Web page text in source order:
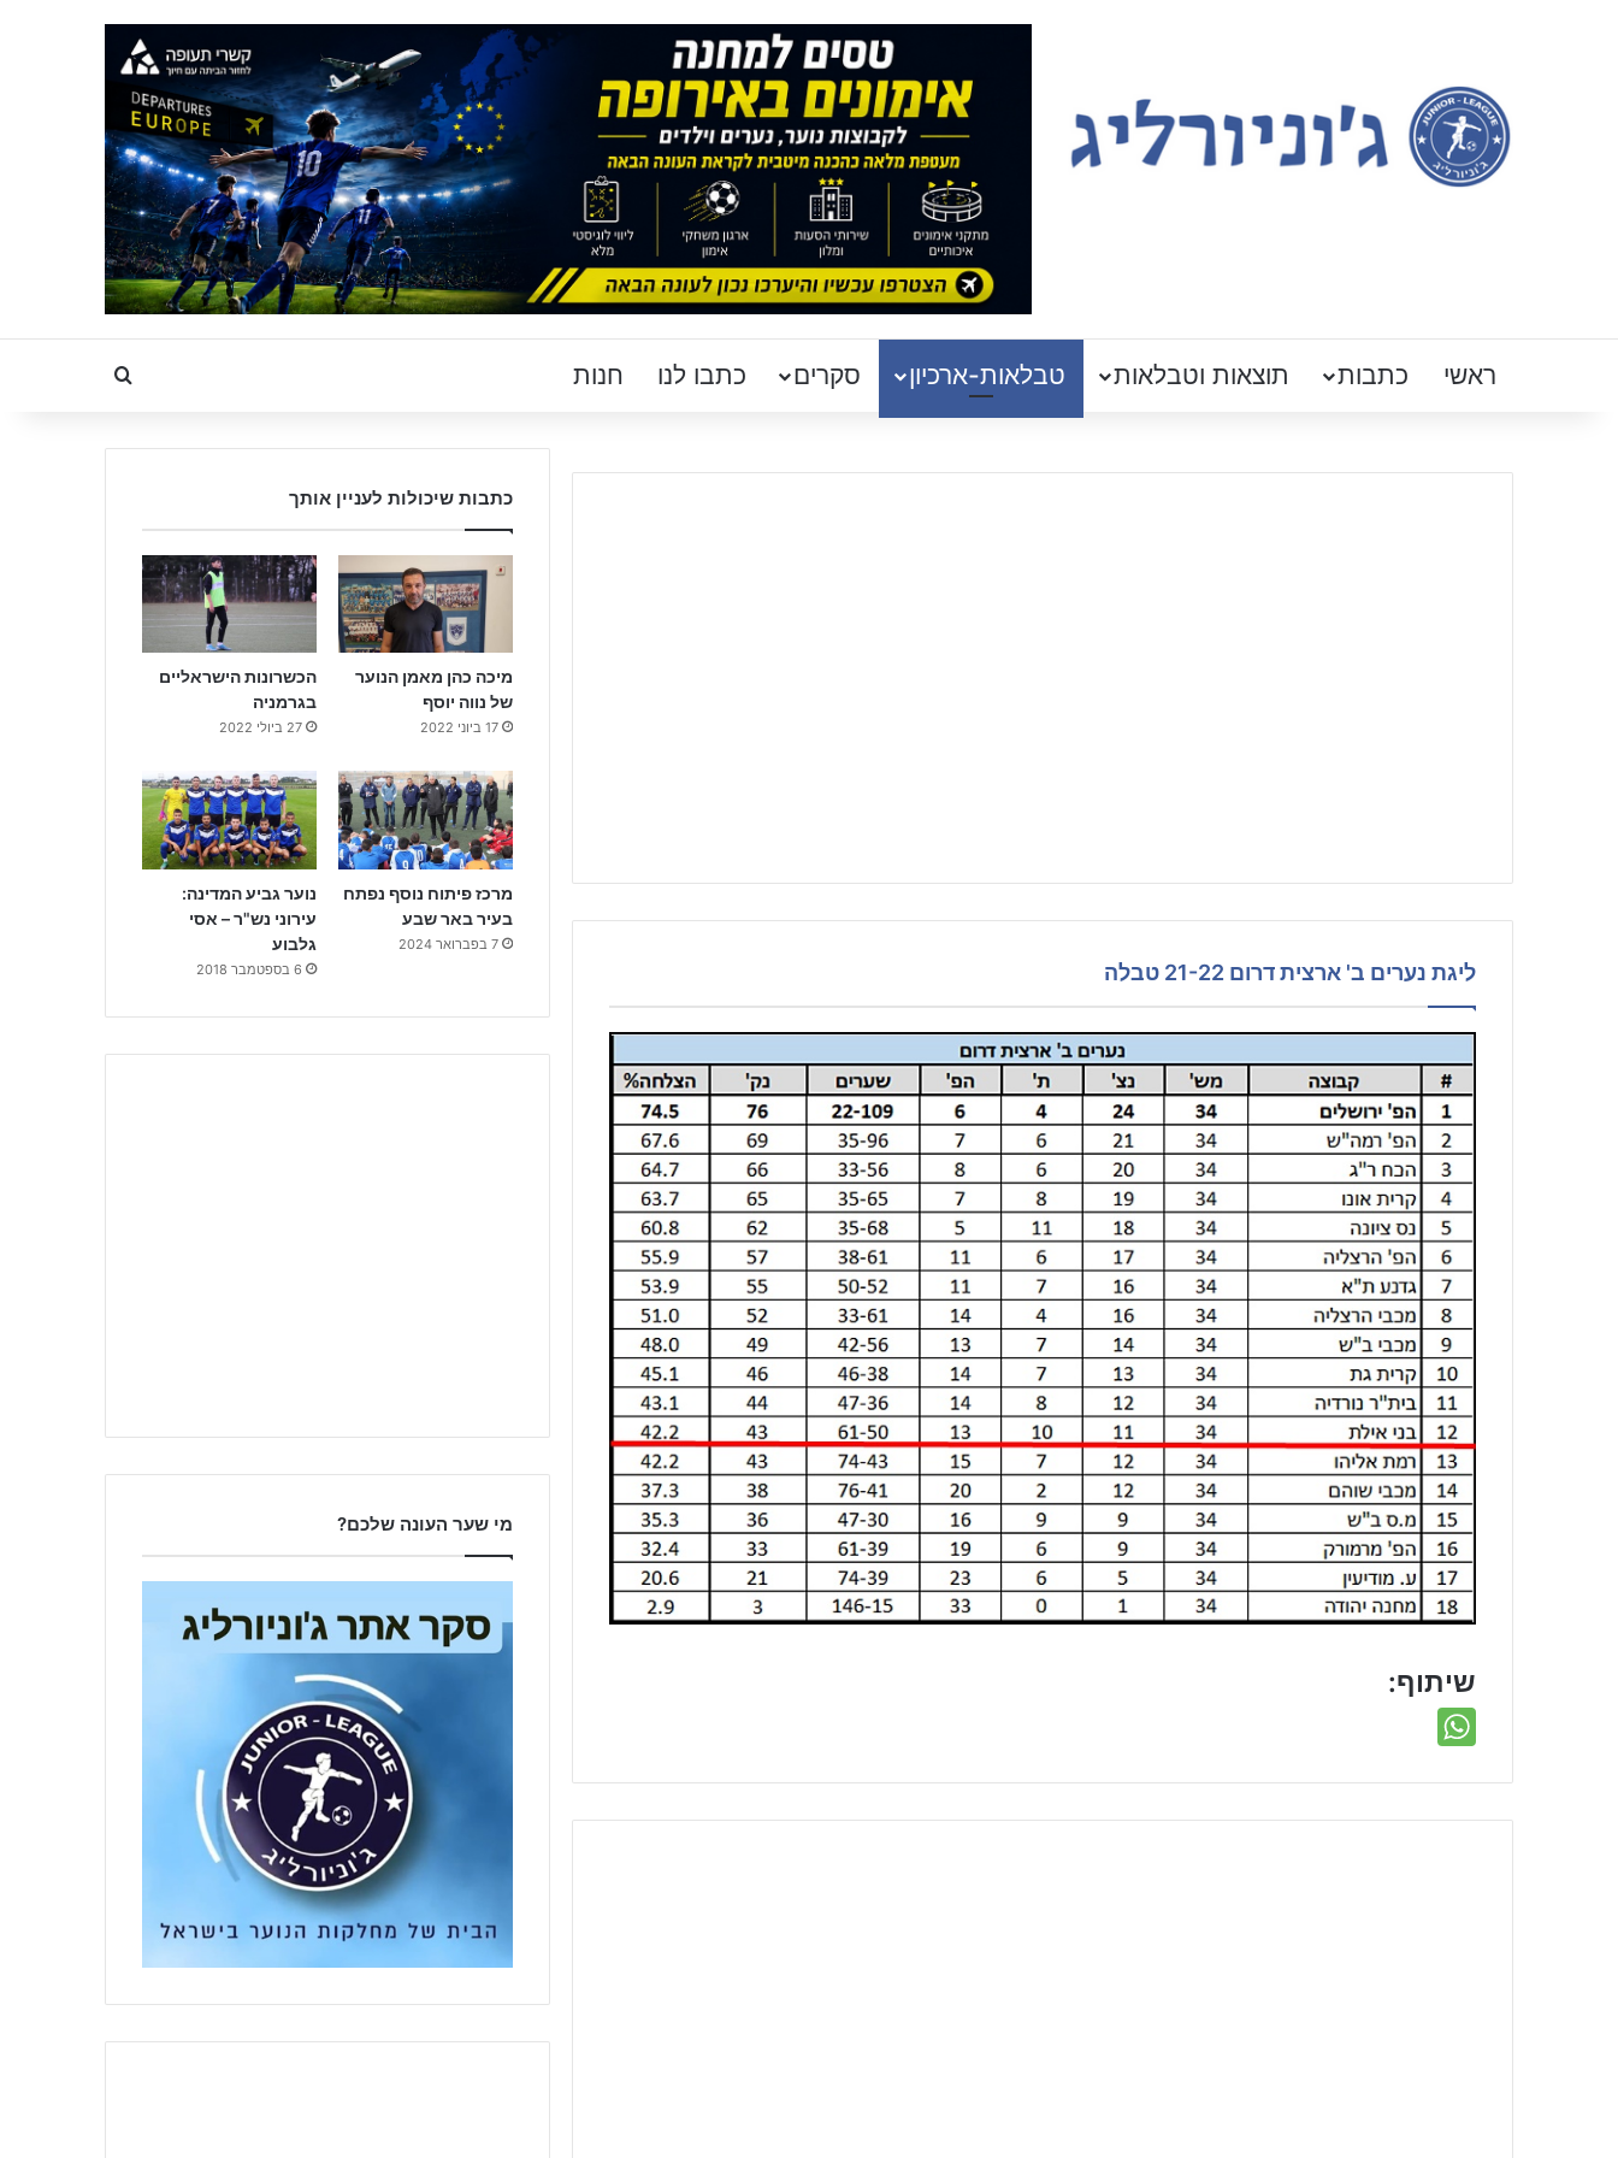
ראשי כתבות תוצאות וטבלאות טבלאות-ארכיון סקרים כתבו לנו חנות Search for
ליגת נערים ב' ארצית דרום 21-22 טבלה
שיתוף:
כתבות שיכולות לעניין אותך
מיכה כהן מאמן הנוער
של נווה יוסף
17 ביוני 2022
הכשרונות הישראליים
בגרמניה
27 ביולי 2022
מרכז פיתוח נוסף נפתח
בעיר באר שבע
7 בפברואר 2024
נוער גביע המדינה:
עירוני נש"ר – אסי
גלבוע
6 בספטמבר 2018
מי שער העונה שלכם?